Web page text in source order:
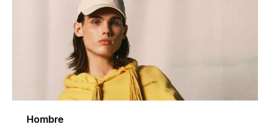
Hombre